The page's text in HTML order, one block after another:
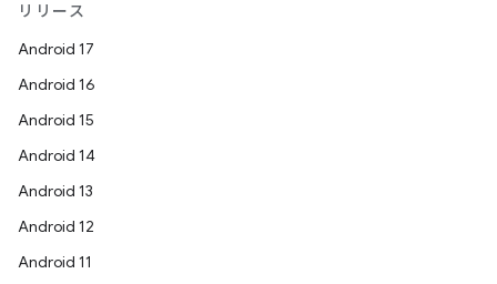
リリース
Android 17
Android 16
Android 15
Android 14
Android 13
Android 12
Android 11